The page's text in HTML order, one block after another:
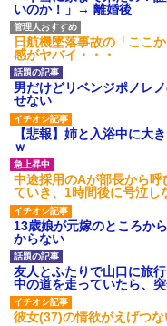
るのだが・・・
ハードオフに売っていた4
4000円のフィギュアがヤバ
るｗｗｗｗｗｗ「こんな高い
の？ｗｗ」「逆に超安い」
私「ちょっと、人の家の
触らないでよ！」キチママ
こに金庫があったから、開
みようとしただけ☆』義兄
は出てけ！二度と来るな！
果・・・
私「初めて飲む味だけど
のお茶？」彼「ちっ！」私
【GIF】JSのカンチョー
タ
後続車にクラクションを
され彼氏が逆切れ。「何ク
ション鳴らしてんだ！降り
いよ！」と怒鳴りだし...
【衝撃】報酬100万円超
募集がこちらｗｗｗｗｗ(※
あり)
いのか！」→ 離婚後
日航機墜落事故の「ここ
感がヤバイ・・・
男だけどリベンジポノレ
せない
【悲報】姉と入浴中に大
ｗ
中途採用のAが部長から
ていき、1時間後に号泣
13歳娘が元嫁のところか
からない
友人とふたりで山口に旅
中の道を走っていたら、
彼女(37)の情欲がえげつ